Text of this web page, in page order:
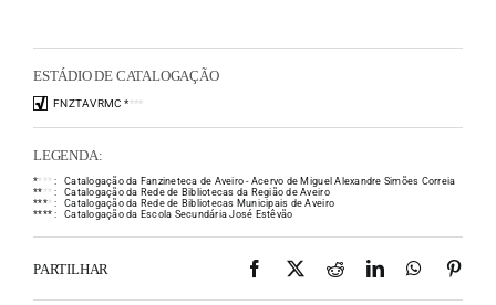
ESTÁDIO DE CATALOGAÇÃO
FNZTAVRMC ****
LEGENDA:
** * * :
Catalogação da Fanzineteca de Aveiro - Acervo de Miguel Alexandre Simões Correia
** * * :
Catalogação da Rede de Bibliotecas da Região de Aveiro
**** :
Catalogação da Rede de Bibliotecas Municipais de Aveiro
**** : Catalogação da Escola Secundária José Estêvão
PARTILHAR Facebook
X RedditLinkedIn